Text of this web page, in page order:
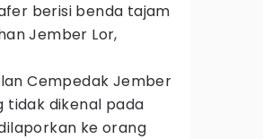
berisi benda tajam
Jember Lor,
Cempedak Jember
tidak dikenal pada
ke orang